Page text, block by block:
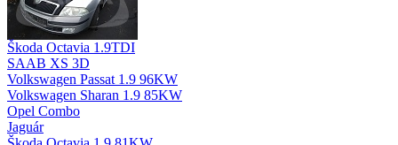
Škoda Octavia 1.9TDI
SAAB XS 3D
Volkswagen Passat 1.9 96KW
Volkswagen Sharan 1.9 85KW
Opel Combo
Jaguár